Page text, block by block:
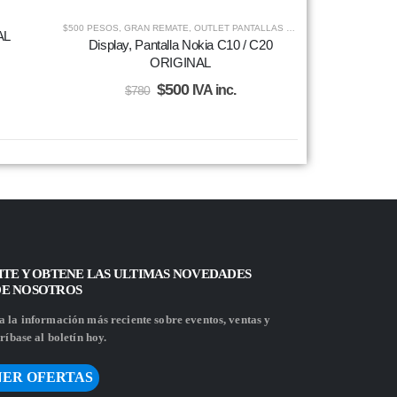
$500 PESOS GRAN REMATE OUTLET PANTALLAS Y CELULARES
Display, Pantalla Nokia C10 / C20
ORIGINAL
$780 $500 IVA inc.
Y OBTENE LAS ULTIMAS NOVEDADES
NOSOTROS
la información más reciente sobre eventos, ventas y
al boletín hoy.
OFERTAS